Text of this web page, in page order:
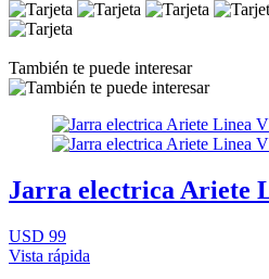
También te puede interesar
Jarra electrica Ariete
USD 99
Vista rápida